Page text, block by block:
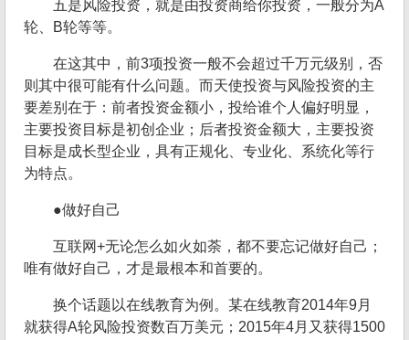
五是风险投资，就是由投资商给你投资，一般分为A
轮、B轮等等。
在这其中，前3项投资一般不会超过千万元级别，否
则其中很可能有什么问题。而天使投资与风险投资的主
要差别在于：前者投资金额小，投给谁个人偏好明显，
主要投资目标是初创企业；后者投资金额大，主要投资
目标是成长型企业，具有正规化、专业化、系统化等行
为特点。
●做好自己
互联网+无论怎么如火如荼，都不要忘记做好自己；
唯有做好自己，才是最根本和首要的。
换个话题以在线教育为例。某在线教育2014年9月
就获得A轮风险投资数百万美元；2015年4月又获得1500